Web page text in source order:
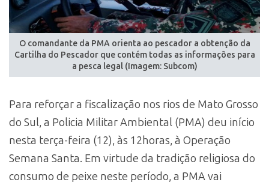
O comandante da PMA orienta ao pescador a obtenção da
Cartilha do Pescador que contém todas as informações para
a pesca legal (Imagem: Subcom)
Para reforçar a fiscalização nos rios de Mato Grosso
do Sul, a Policia Militar Ambiental (PMA) deu início
nesta terça-feira (12), às 12horas, à Operação
Semana Santa. Em virtude da tradição religiosa do
consumo de peixe neste período, a PMA vai